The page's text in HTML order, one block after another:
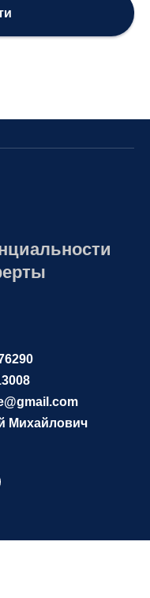
Михайлович